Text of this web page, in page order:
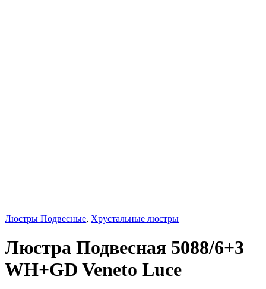
Люстры Подвесные, Хрустальные люстры
Люстра Подвесная 5088/6+3
WH+GD Veneto Luce